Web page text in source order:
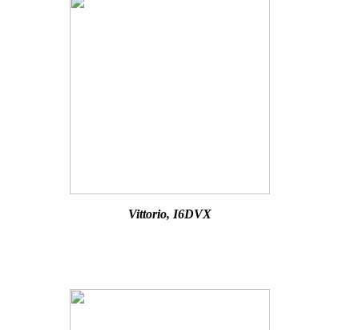
Vittorio, I6DVX